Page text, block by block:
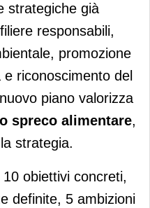
strategiche già
responsabili,
promozione
e riconoscimento del
piano valorizza
spreco alimentare,
strategia.
obiettivi concreti,
definite, 5 ambizioni